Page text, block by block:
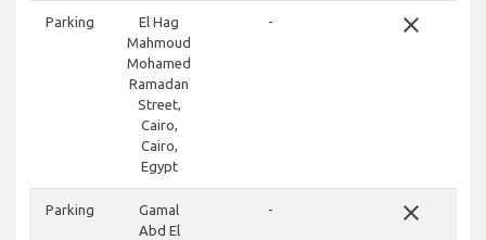
Parking
El Hag
Mahmoud
Mohamed
Ramadan
Street,
Cairo,
Cairo,
Egypt
- close
Parking
Gamal
Abd El
- close